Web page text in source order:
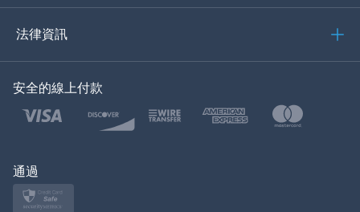
土耳其語
波蘭語
法律資訊
安全的線上付款
通過